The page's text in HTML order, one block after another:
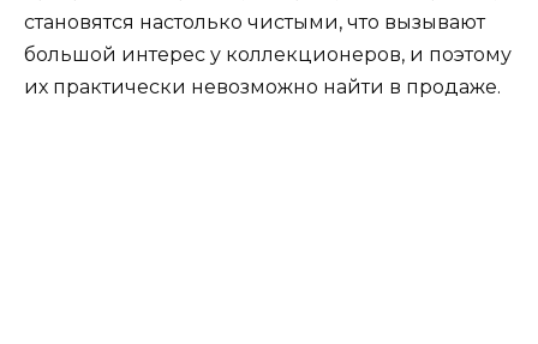
становятся настолько чистыми, что вызывают
большой интерес у коллекционеров, и поэтому
их практически невозможно найти в продаже.